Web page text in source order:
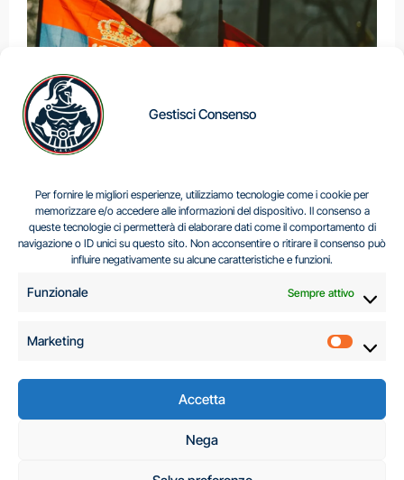
Gestisci Consenso
Per fornire le migliori esperienze, utilizziamo tecnologie come i cookie per
memorizzare e/o accedere alle informazioni del dispositivo. Il consenso a
queste tecnologie ci permetterà di elaborare dati come il comportamento di
navigazione o ID unici su questo sito. Non acconsentire o ritirare il consenso può
influire negativamente su alcune caratteristiche e funzioni.
Funzionale Sempre attivo
Marketing
Accetta
Nega
Centro Analisi e Studi Italus © Tutti i diritti riservati
C.A.S.I. – Centro
Analisi e Studi Italus